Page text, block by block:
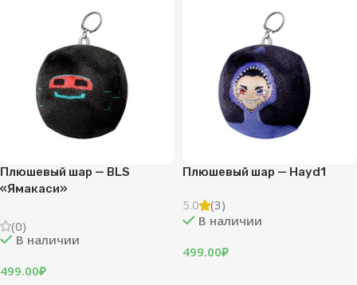
Плюшевый шар — BLS
«Ямакаси»
(0)
В наличии
499.00₽
Плюшевый шар — Hayd1
5.0
(3)
В наличии
499.00₽